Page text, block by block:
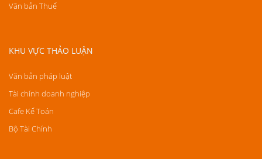
Văn bản Thuế
KHU VỰC THẢO LUẬN
Văn bản pháp luật
Tài chính doanh nghiệp
Cafe Kế Toán
Bộ Tài Chính